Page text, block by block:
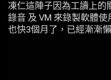
凍仁這陣子因為工讀上的
錄音 及 VM 來錄製軟體
也快3個月了，已經漸漸
案。 一開始要安裝